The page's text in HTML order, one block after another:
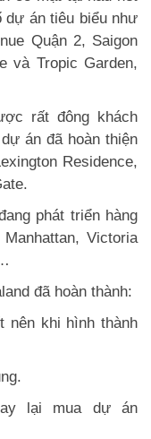
dự án tiêu biểu như
Quận 2, Saigon
và Tropic Garden,
rất đông khách
án đã hoàn thiện
Residence,
phát triển hàng
Victoria
đã hoàn thành:
nên khi hình thành
lại mua dự án